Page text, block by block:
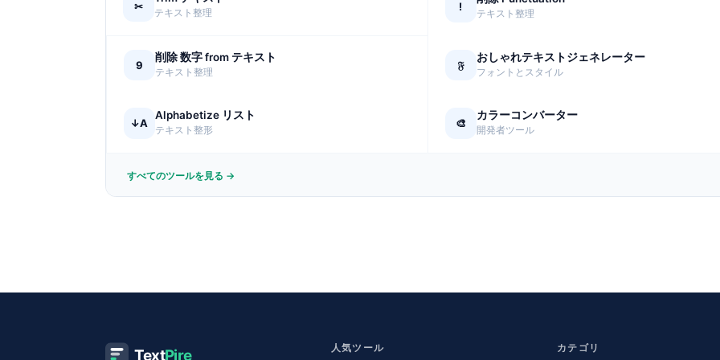
✂
テキスト整理
!
テキスト整理
9
削除 数字 from テキスト
テキスト整理
𝔉
おしゃれテキストジェネレーター
フォントとスタイル
↓A
Alphabetize リスト
テキスト整形
🎨
カラーコンバーター
開発者ツール
すべてのツールを見る →
TextPire 人気ツール カテゴリ